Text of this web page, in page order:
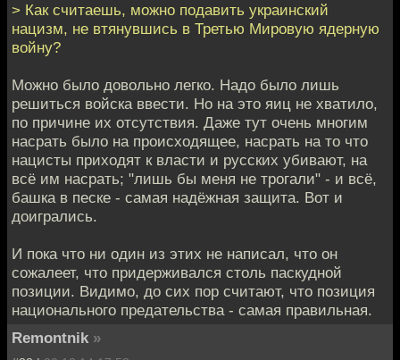
> Как считаешь, можно подавить украинский
нацизм, не втянувшись в Третью Мировую ядерную
войну?
Можно было довольно легко. Надо было лишь
решиться войска ввести. Но на это яиц не хватило,
по причине их отсутствия. Даже тут очень многим
насрать было на происходящее, насрать на то что
нацисты приходят к власти и русских убивают, на
всё им насрать; "лишь бы меня не трогали" - и всё,
башка в песке - самая надёжная защита. Вот и
доигрались.
И пока что ни один из этих не написал, что он
сожалеет, что придерживался столь паскудной
позиции. Видимо, до сих пор считают, что позиция
национального предательства - самая правильная.
Remontnik »